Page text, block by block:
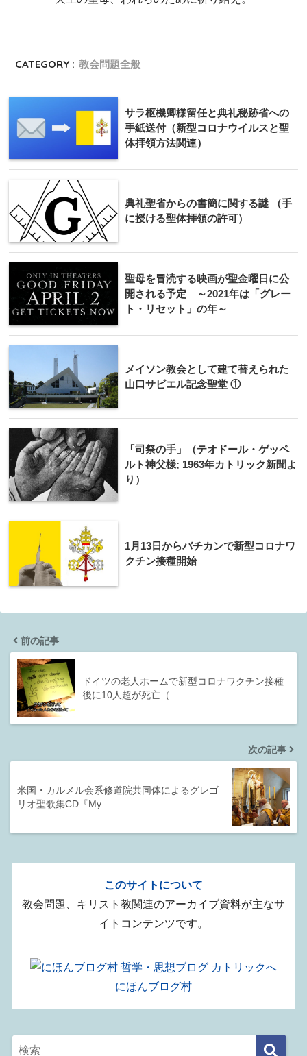
CATEGORY : 教会問題全般
サラ枢機卿様留任と典礼秘跡省への
手紙送付（新型コロナウイルスと聖
体拝領方法関連）
典礼聖省からの書簡に関する謎 （手
に授ける聖体拝領の許可）
聖母を冒涜する映画が聖金曜日に公
開される予定 ～2021年は「グレー
ト・リセット」の年～
メイソン教会として建て替えられた
山口サビエル記念聖堂 ①
「司祭の手」（テオドール・ゲッペ
ルト神父様; 1963年カトリック新聞よ
り）
1月13日からバチカンで新型コロナワ
クチン接種開始
前の記事
ドイツの老人ホームで新型コロナワクチン接種
後に10人超が死亡（…
次の記事
米国・カルメル会系修道院共同体によるグレゴ
リオ聖歌集CD『My…
このサイトについて
教会問題、キリスト教関連のアーカイブ資料が主なサ
イトコンテンツです。
にほんブログ村